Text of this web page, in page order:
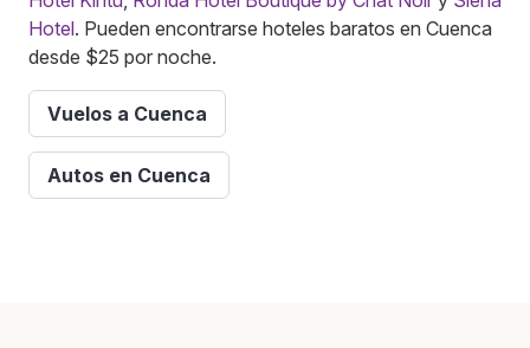
Hotel. Pueden encontrarse hoteles baratos en Cuenca
desde $25 por noche.
Vuelos a Cuenca
Autos en Cuenca